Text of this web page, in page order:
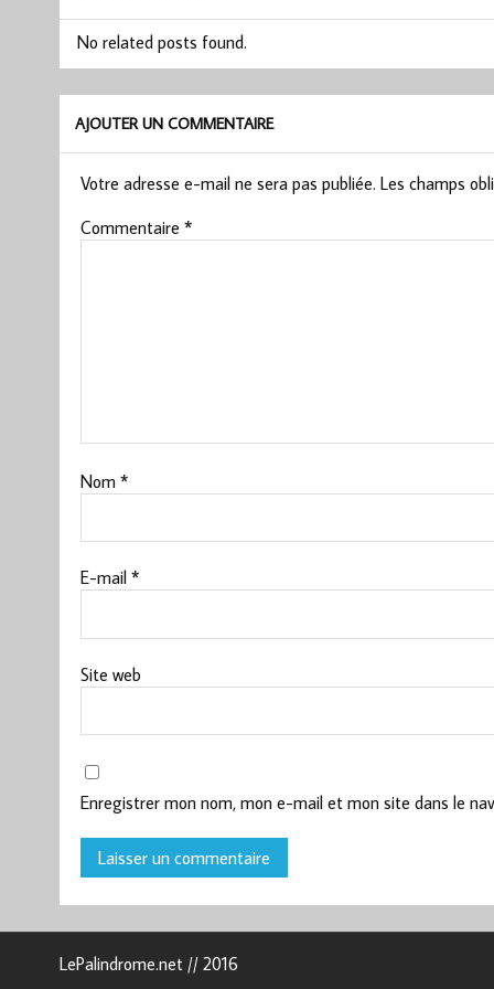
No related posts found.
AJOUTER UN COMMENTAIRE
Votre adresse e-mail ne sera pas publiée. Les champs
Commentaire *
Nom *
E-mail *
Site web
Enregistrer mon nom, mon e-mail et mon site dans le
LePalindrome.net // 2016